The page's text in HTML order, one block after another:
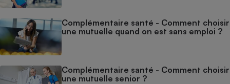
Complémentaire santé - Comment choisir
une mutuelle quand on est sans emploi ?
Complémentaire santé - Comment choisir
une mutuelle senior ?